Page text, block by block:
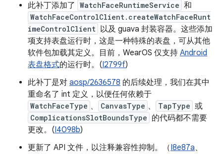
此补丁添加了 WatchFaceRuntimeService 和
WatchFaceControlClient.createWatchFaceRunt
imeControlClient 以及 guava 封装容器。这些添加
项支持表盘运行时，这是一种特殊的表盘，可从其他
软件包加载其定义。目前，WearOS 仅支持 Android
表盘格式的运行时。(I2799f)
此补丁是对 aosp/2636578 的后续处理，我们在其中
重命名了 int 定义，以便任何依赖于
WatchFaceType 、 CanvasType 、 TapType 或
ComplicationsSlotBoundsType 的代码都不需要
更改。(I4098b)
更新了 API 文件，以注释兼容性抑制。（I8e87a、